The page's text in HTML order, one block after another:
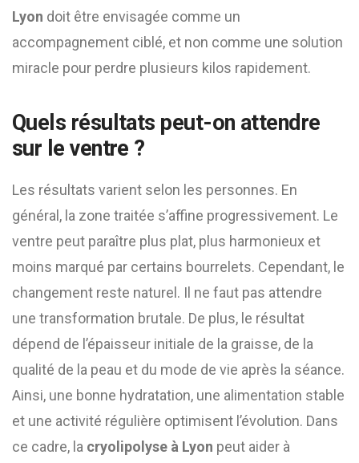
Lyon doit être envisagée comme un
accompagnement ciblé, et non comme une solution
miracle pour perdre plusieurs kilos rapidement.
Quels résultats peut-on attendre
sur le ventre ?
Les résultats varient selon les personnes. En
général, la zone traitée s’affine progressivement. Le
ventre peut paraître plus plat, plus harmonieux et
moins marqué par certains bourrelets. Cependant, le
changement reste naturel. Il ne faut pas attendre
une transformation brutale. De plus, le résultat
dépend de l’épaisseur initiale de la graisse, de la
qualité de la peau et du mode de vie après la séance.
Ainsi, une bonne hydratation, une alimentation stable
et une activité régulière optimisent l’évolution. Dans
ce cadre, la cryolipolyse à Lyon peut aider à